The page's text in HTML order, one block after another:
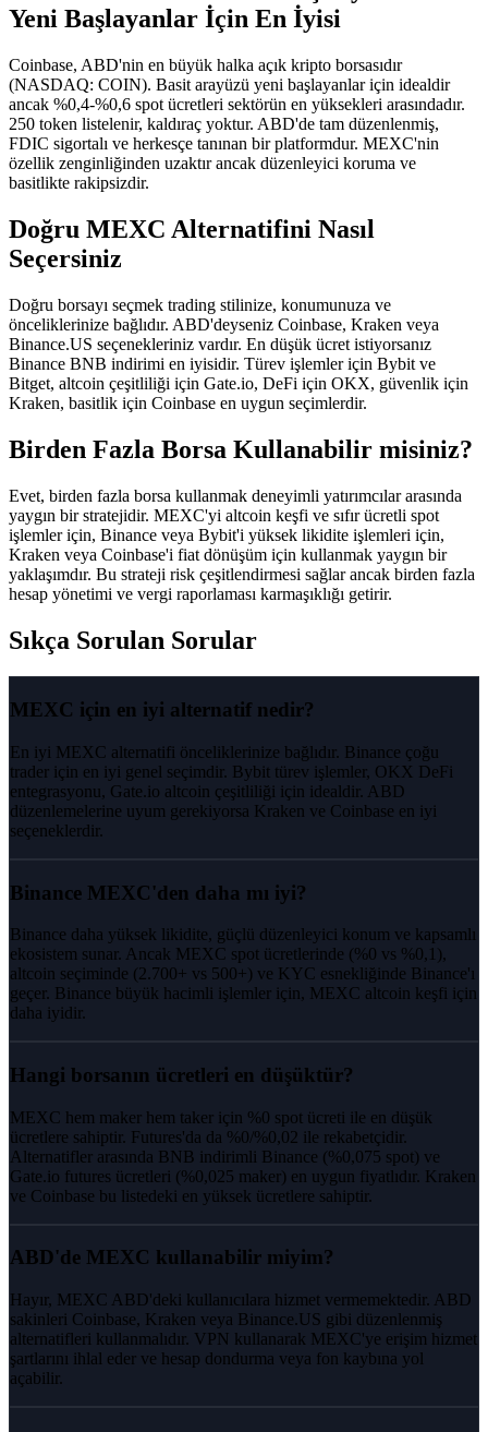
Yeni Başlayanlar İçin En İyisi
Coinbase, ABD'nin en büyük halka açık kripto borsasıdır
(NASDAQ: COIN). Basit arayüzü yeni başlayanlar için idealdir
ancak %0,4-%0,6 spot ücretleri sektörün en yüksekleri arasındadır.
250 token listelenir, kaldıraç yoktur. ABD'de tam düzenlenmiş,
FDIC sigortalı ve herkesçe tanınan bir platformdur. MEXC'nin
özellik zenginliğinden uzaktır ancak düzenleyici koruma ve
basitlikte rakipsizdir.
Doğru MEXC Alternatifini Nasıl
Seçersiniz
Doğru borsayı seçmek trading stilinize, konumunuza ve
önceliklerinize bağlıdır. ABD'deyseniz Coinbase, Kraken veya
Binance.US seçenekleriniz vardır. En düşük ücret istiyorsanız
Binance BNB indirimi en iyisidir. Türev işlemler için Bybit ve
Bitget, altcoin çeşitliliği için Gate.io, DeFi için OKX, güvenlik için
Kraken, basitlik için Coinbase en uygun seçimlerdir.
Birden Fazla Borsa Kullanabilir misiniz?
Evet, birden fazla borsa kullanmak deneyimli yatırımcılar arasında
yaygın bir stratejidir. MEXC'yi altcoin keşfi ve sıfır ücretli spot
işlemler için, Binance veya Bybit'i yüksek likidite işlemleri için,
Kraken veya Coinbase'i fiat dönüşüm için kullanmak yaygın bir
yaklaşımdır. Bu strateji risk çeşitlendirmesi sağlar ancak birden fazla
hesap yönetimi ve vergi raporlaması karmaşıklığı getirir.
Sıkça Sorulan Sorular
MEXC için en iyi alternatif nedir?
En iyi MEXC alternatifi önceliklerinize bağlıdır. Binance çoğu
trader için en iyi genel seçimdir. Bybit türev işlemler, OKX DeFi
entegrasyonu, Gate.io altcoin çeşitliliği için idealdir. ABD
düzenlemelerine uyum gerekiyorsa Kraken ve Coinbase en iyi
seçeneklerdir.
Binance MEXC'den daha mı iyi?
Binance daha yüksek likidite, güçlü düzenleyici konum ve kapsamlı
ekosistem sunar. Ancak MEXC spot ücretlerinde (%0 vs %0,1),
altcoin seçiminde (2.700+ vs 500+) ve KYC esnekliğinde Binance'ı
geçer. Binance büyük hacimli işlemler için, MEXC altcoin keşfi için
daha iyidir.
Hangi borsanın ücretleri en düşüktür?
MEXC hem maker hem taker için %0 spot ücreti ile en düşük
ücretlere sahiptir. Futures'da da %0/%0,02 ile rekabetçidir.
Alternatifler arasında BNB indirimli Binance (%0,075 spot) ve
Gate.io futures ücretleri (%0,025 maker) en uygun fiyatlıdır. Kraken
ve Coinbase bu listedeki en yüksek ücretlere sahiptir.
ABD'de MEXC kullanabilir miyim?
Hayır, MEXC ABD'deki kullanıcılara hizmet vermemektedir. ABD
sakinleri Coinbase, Kraken veya Binance.US gibi düzenlenmiş
alternatifleri kullanmalıdır. VPN kullanarak MEXC'ye erişim hizmet
şartlarını ihlal eder ve hesap dondurma veya fon kaybına yol
açabilir.